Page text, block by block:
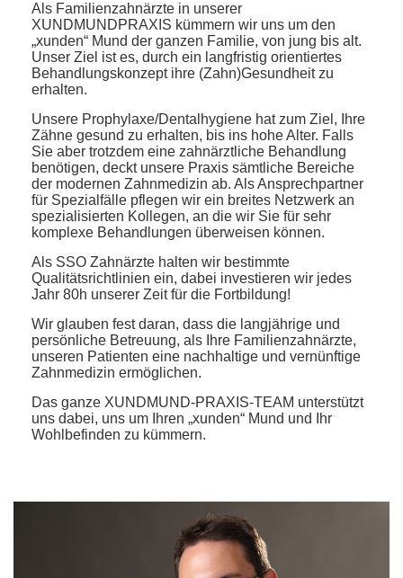
Als Familienzahnärzte in unserer
XUNDMUNDPRAXIS kümmern wir uns um den
„xunden“ Mund der ganzen Familie, von jung bis alt.
Unser Ziel ist es, durch ein langfristig orientiertes
Behandlungskonzept ihre (Zahn)Gesundheit zu
erhalten.
Unsere Prophylaxe/Dentalhygiene hat zum Ziel, Ihre
Zähne gesund zu erhalten, bis ins hohe Alter. Falls
Sie aber trotzdem eine zahnärztliche Behandlung
benötigen, deckt unsere Praxis sämtliche Bereiche
der modernen Zahnmedizin ab. Als Ansprechpartner
für Spezialfälle pflegen wir ein breites Netzwerk an
spezialisierten Kollegen, an die wir Sie für sehr
komplexe Behandlungen überweisen können.
Als SSO Zahnärzte halten wir bestimmte
Qualitätsrichtlinien ein, dabei investieren wir jedes
Jahr 80h unserer Zeit für die Fortbildung!
Wir glauben fest daran, dass die langjährige und
persönliche Betreuung, als Ihre Familienzahnärzte,
unseren Patienten eine nachhaltige und vernünftige
Zahnmedizin ermöglichen.
Das ganze XUNDMUND-PRAXIS-TEAM unterstützt
uns dabei, uns um Ihren „xunden“ Mund und Ihr
Wohlbefinden zu kümmern.